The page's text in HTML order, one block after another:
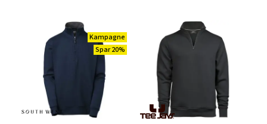
Kampagne
Spar 20%